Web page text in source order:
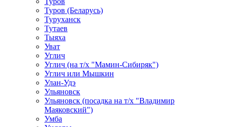
Туров (Беларусь)
Туруханск
Тутаев
Тыяха
Уват
Углич
Углич (на т/х "Мамин-Сибиряк")
Углич или Мышкин
Улан-Удэ
Ульяновск
Ульяновск (посадка на т/х "Владимир
Маяковский")
Умба